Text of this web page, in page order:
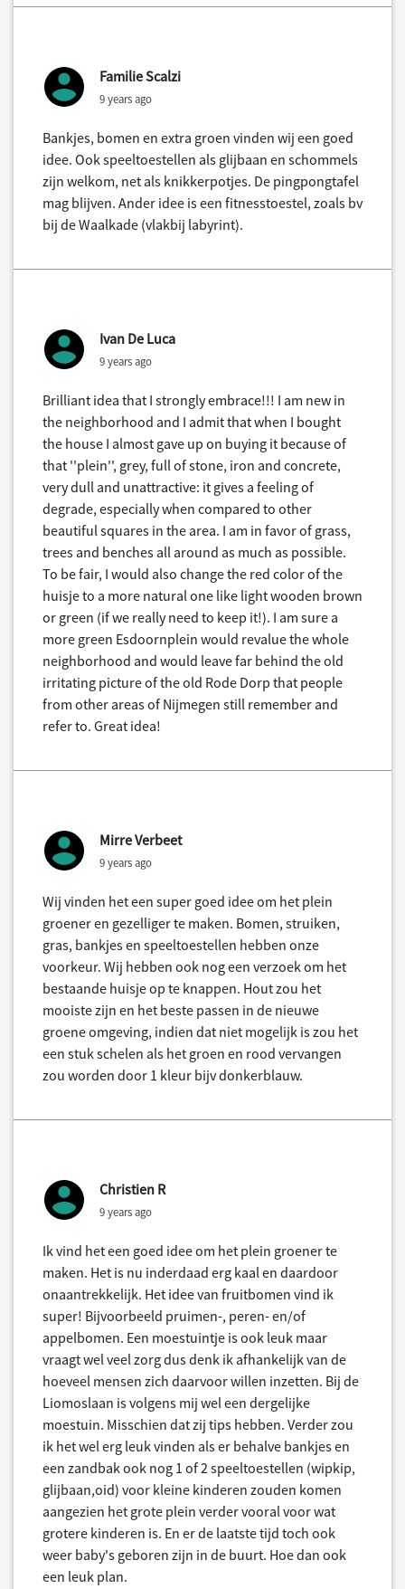
Familie Scalzi
9 years ago
Bankjes, bomen en extra groen vinden wij een goed
idee. Ook speeltoestellen als glijbaan en schommels
zijn welkom, net als knikkerpotjes. De pingpongtafel
mag blijven. Ander idee is een fitnesstoestel, zoals bv
bij de Waalkade (vlakbij labyrint).
Ivan De Luca
9 years ago
Brilliant idea that I strongly embrace!!! I am new in
the neighborhood and I admit that when I bought
the house I almost gave up on buying it because of
that ''plein'', grey, full of stone, iron and concrete,
very dull and unattractive: it gives a feeling of
degrade, especially when compared to other
beautiful squares in the area. I am in favor of grass,
trees and benches all around as much as possible.
To be fair, I would also change the red color of the
huisje to a more natural one like light wooden brown
or green (if we really need to keep it!). I am sure a
more green Esdoornplein would revalue the whole
neighborhood and would leave far behind the old
irritating picture of the old Rode Dorp that people
from other areas of Nijmegen still remember and
refer to. Great idea!
Mirre Verbeet
9 years ago
Wij vinden het een super goed idee om het plein
groener en gezelliger te maken. Bomen, struiken,
gras, bankjes en speeltoestellen hebben onze
voorkeur. Wij hebben ook nog een verzoek om het
bestaande huisje op te knappen. Hout zou het
mooiste zijn en het beste passen in de nieuwe
groene omgeving, indien dat niet mogelijk is zou het
een stuk schelen als het groen en rood vervangen
zou worden door 1 kleur bijv donkerblauw.
Christien R
9 years ago
Ik vind het een goed idee om het plein groener te
maken. Het is nu inderdaad erg kaal en daardoor
onaantrekkelijk. Het idee van fruitbomen vind ik
super! Bijvoorbeeld pruimen-, peren- en/of
appelbomen. Een moestuintje is ook leuk maar
vraagt wel veel zorg dus denk ik afhankelijk van de
hoeveel mensen zich daarvoor willen inzetten. Bij de
Liomoslaan is volgens mij wel een dergelijke
moestuin. Misschien dat zij tips hebben. Verder zou
ik het wel erg leuk vinden als er behalve bankjes en
een zandbak ook nog 1 of 2 speeltoestellen (wipkip,
glijbaan,oid) voor kleine kinderen zouden komen
aangezien het grote plein verder vooral voor wat
grotere kinderen is. En er de laatste tijd toch ook
weer baby's geboren zijn in de buurt. Hoe dan ook
een leuk plan.